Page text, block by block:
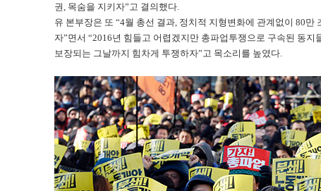
권, 목숨을 지키자”고 결의했다.
유 본부장은 또 “4월 총선 결과, 정치적 지형변화에 관계없이 80
자”면서 “2016년 힘들고 어렵겠지만 총파업투쟁으로 구속된 동
보장되는 그날까지 힘차게 투쟁하자”고 목소리를 높였다.